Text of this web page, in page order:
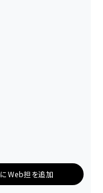
Web担を追加